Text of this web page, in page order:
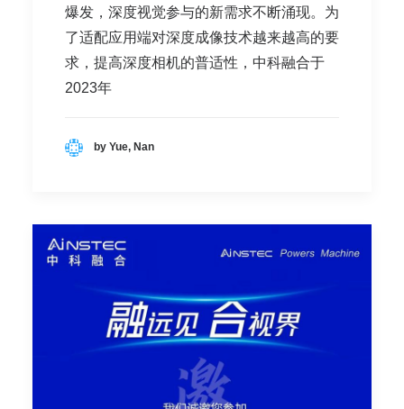
爆发，深度视觉参与的新需求不断涌现。为
了适配应用端对深度成像技术越来越高的要
求，提高深度相机的普适性，中科融合于
2023年
by Yue, Nan